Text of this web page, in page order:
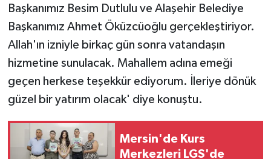
Başkanımız Besim Dutlulu ve Alaşehir Belediye
Başkanımız Ahmet Öküzcüoğlu gerçekleştiriyor.
Allah'ın izniyle birkaç gün sonra vatandaşın
hizmetine sunulacak. Mahallem adına emeği
geçen herkese teşekkür ediyorum. İleriye dönük
güzel bir yatırım olacak' diye konuştu.
Mersin'de Kurs
Merkezleri LGS'de